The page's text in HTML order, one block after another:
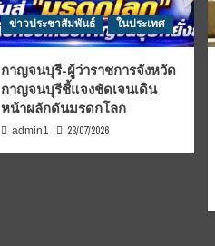
ข่าวประชาสัมพันธ์ ในประเทศ
กาญจนบุรี-ผู้ว่าราชการจังหวัด
กาญจนบุรีชี้แจงชัดเจนเดิน
หน้าผลักดันมรดกโลก
admin1 23/07/2026